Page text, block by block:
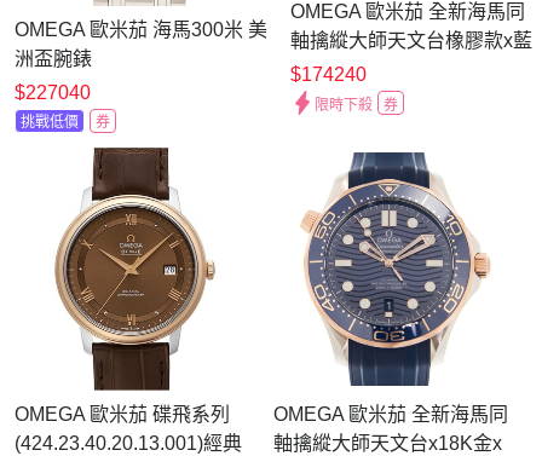
OMEGA 歐米茄 海馬300米 美
洲盃腕錶
x(210.30.42.20.04.002)x42mm
$227040
挑戰低價 券
OMEGA 歐米茄 全新海馬同
軸擒縱大師天文台橡膠款x藍
x42mm
$174240
限時下殺 券
OMEGA 歐米茄 碟飛系列
(424.23.40.20.13.001)經典
OMEGA 歐米茄 全新海馬同
軸擒縱大師天文台x18K金x